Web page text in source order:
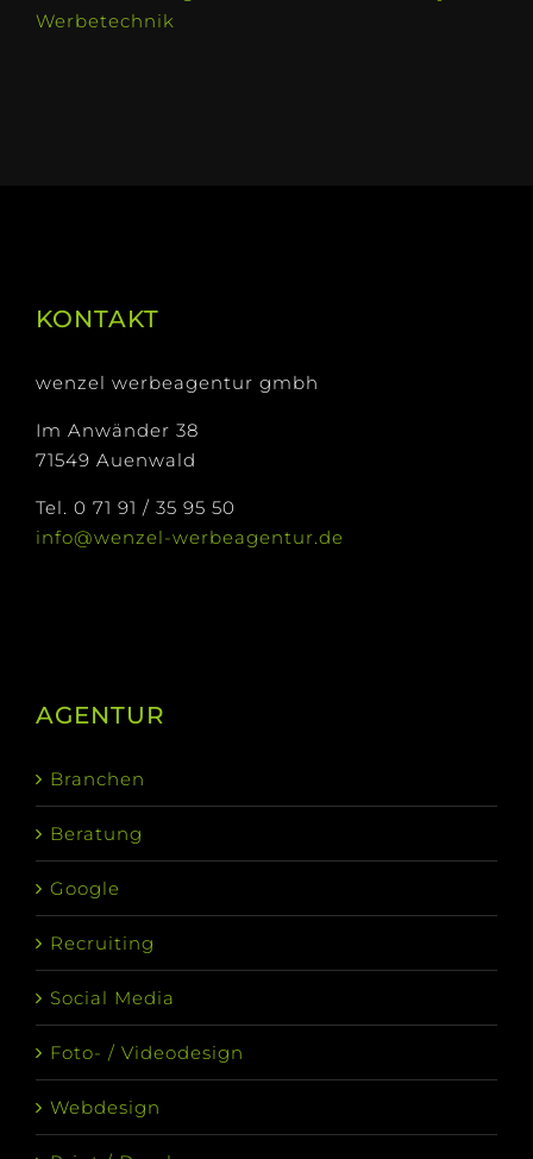
Werbetechnik
KONTAKT
wenzel werbeagentur gmbh
Im Anwänder 38
71549 Auenwald
Tel. 0 71 91 / 35 95 50
info@wenzel-werbeagentur.de
AGENTUR
Branchen
Beratung
Google
Recruiting
Social Media
Foto- / Videodesign
Webdesign